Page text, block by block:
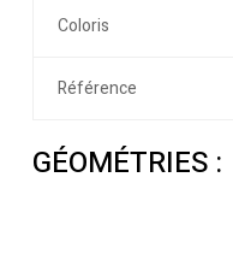
Coloris
Référence
GÉOMÉTRIES :